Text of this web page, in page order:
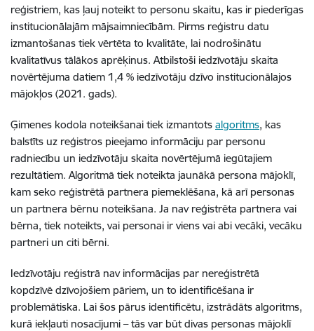
reģistriem, kas ļauj noteikt to personu skaitu, kas ir piederīgas
institucionālajām mājsaimniecībām. Pirms reģistru datu
izmantošanas tiek vērtēta to kvalitāte, lai nodrošinātu
kvalitatīvus tālākos aprēķinus. Atbilstoši iedzīvotāju skaita
novērtējuma datiem 1,4 % iedzīvotāju dzīvo institucionālajos
mājokļos (2021. gads).
Ģimenes kodola noteikšanai tiek izmantots algoritms, kas
balstīts uz reģistros pieejamo informāciju par personu
radniecību un iedzīvotāju skaita novērtējumā iegūtajiem
rezultātiem. Algoritmā tiek noteikta jaunākā persona mājoklī,
kam seko reģistrētā partnera piemeklēšana, kā arī personas
un partnera bērnu noteikšana. Ja nav reģistrēta partnera vai
bērna, tiek noteikts, vai personai ir viens vai abi vecāki, vecāku
partneri un citi bērni.
Iedzīvotāju reģistrā nav informācijas par nereģistrētā
kopdzīvē dzīvojošiem pāriem, un to identificēšana ir
problemātiska. Lai šos pārus identificētu, izstrādāts algoritms,
kurā iekļauti nosacījumi – tās var būt divas personas mājoklī